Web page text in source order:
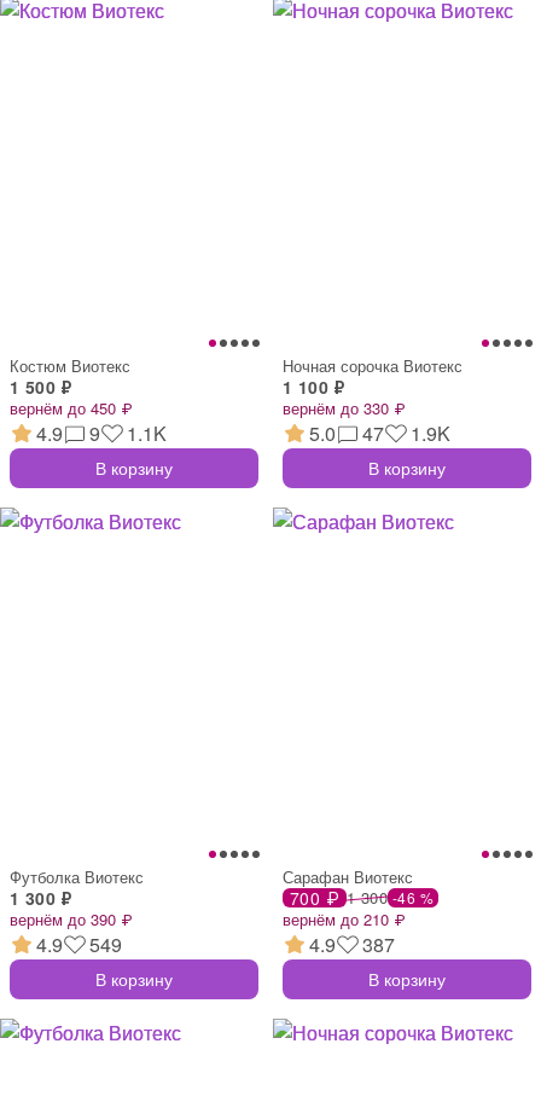
Костюм Виотекс
1 500 ₽
вернём до 450 ₽
4.9 9 1.1K
В корзину
Ночная сорочка Виотекс
1 100 ₽
вернём до 330 ₽
5.0 47 1.9K
В корзину
Футболка Виотекс
1 300 ₽
вернём до 390 ₽
4.9 549
В корзину
Сарафан Виотекс
700 ₽ 1 300 -46 %
вернём до 210 ₽
4.9 387
В корзину